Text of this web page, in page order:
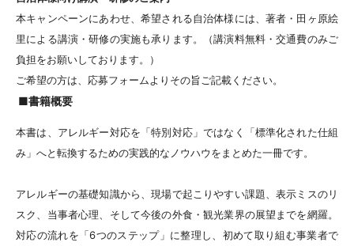
本キャンペーンにあわせ、希望される自治体様には、著者・田ヶ原絵
里による講演・研修の実施も承ります。（講演料無料・交通費のみご
負担をお願いしております。）
ご希望の方は、応募フォームよりその旨ご記載ください。
■書籍概要
本書は、アレルギー対応を「特別対応」ではなく「標準化された仕組
み」へと転換するための実践的なノウハウをまとめた一冊です。
アレルギーの基礎知識から、現場で起こりやすい課題、表示ミスのリ
スク、当事者心理、そして今後の外食・観光業界の展望までを網羅。
対応の流れを「6つのステップ」に整理し、初めて取り組む事業者で